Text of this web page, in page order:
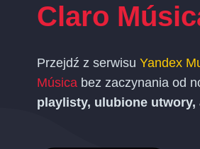
Claro
Przejdź z serwisu Yandex
Música bez zaczynania od
playlisty, ulubione